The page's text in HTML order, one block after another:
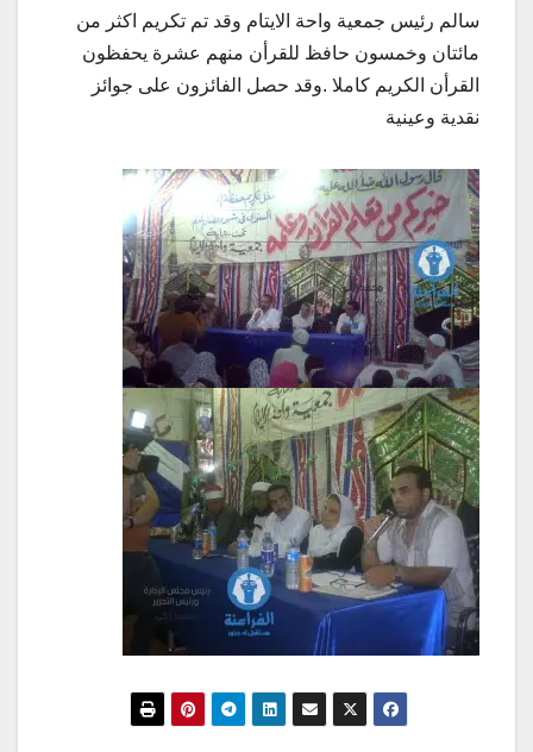
سالم رئيس جمعية واحة الايتام وقد تم تكريم اكثر من
مائتان وخمسون حافظ للقرأن منهم عشرة يحفظون
القرأن الكريم كاملا .وقد حصل الفائزون على جوائز
نقدية وعينية